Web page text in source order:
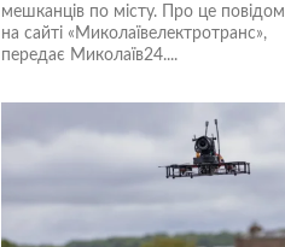
мешканців по місту. Про це
на сайті «Миколаївелектротранс»,
передає Миколаїв24....